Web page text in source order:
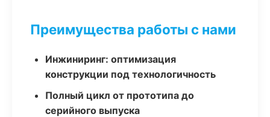
Преимущества работы с нами
Инжиниринг: оптимизация
конструкции под технологичность
Полный цикл от прототипа до
серийного выпуска